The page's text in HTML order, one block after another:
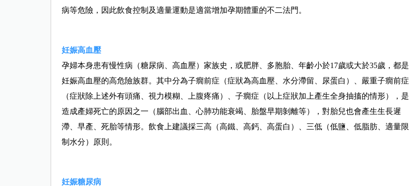
病等危險，因此飲食控制及適量運動是適當增加孕期體重的不二法門。
妊娠高血壓
孕婦本身患有慢性病（糖尿病、高血壓）家族史，或肥胖、多胞胎、年齡小於17歲或大於35歲，都是
妊娠高血壓的高危險族群。其中分為子癇前症（症狀為高血壓、水分滯留、尿蛋白）、嚴重子癇前症
（症狀除上述外有頭痛、視力模糊、上腹疼痛）、子癇症（以上症狀加上產生全身抽搐的情形），是
造成產婦死亡的原因之一（腦部出血、心肺功能衰竭、胎盤早期剝離等），對胎兒也會產生生長遲
滯、早產、死胎等情形。飲食上建議採三高（高鐵、高鈣、高蛋白）、三低（低鹽、低脂肪、適量限
制水分）原則。
妊娠糖尿病